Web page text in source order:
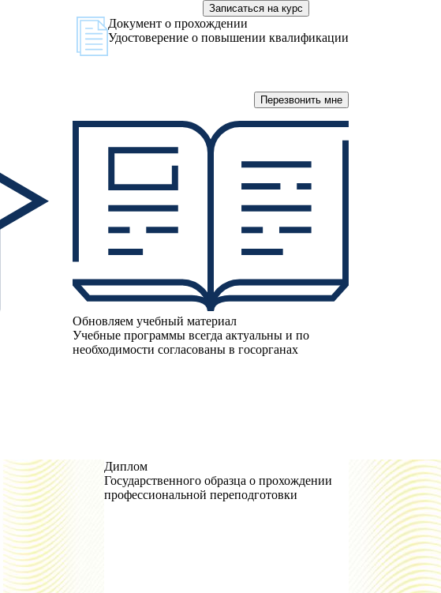
Записаться на курс
Документ о прохождении
Удостоверение о повышении квалификации
Перезвонить мне
Обновляем учебный материал
Учебные программы всегда актуальны и по
необходимости согласованы в госорганах
Диплом
Государственного образца о прохождении
профессиональной переподготовки